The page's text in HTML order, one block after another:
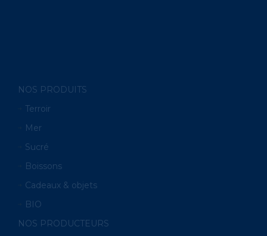
NOS PRODUITS
Terroir
Mer
Sucré
Boissons
Cadeaux & objets
BIO
NOS PRODUCTEURS